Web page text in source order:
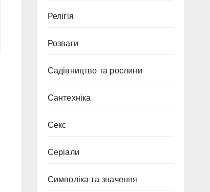
Релігія
Розваги
Садівництво та рослини
Сантехніка
Секс
Серіали
Символіка та значення